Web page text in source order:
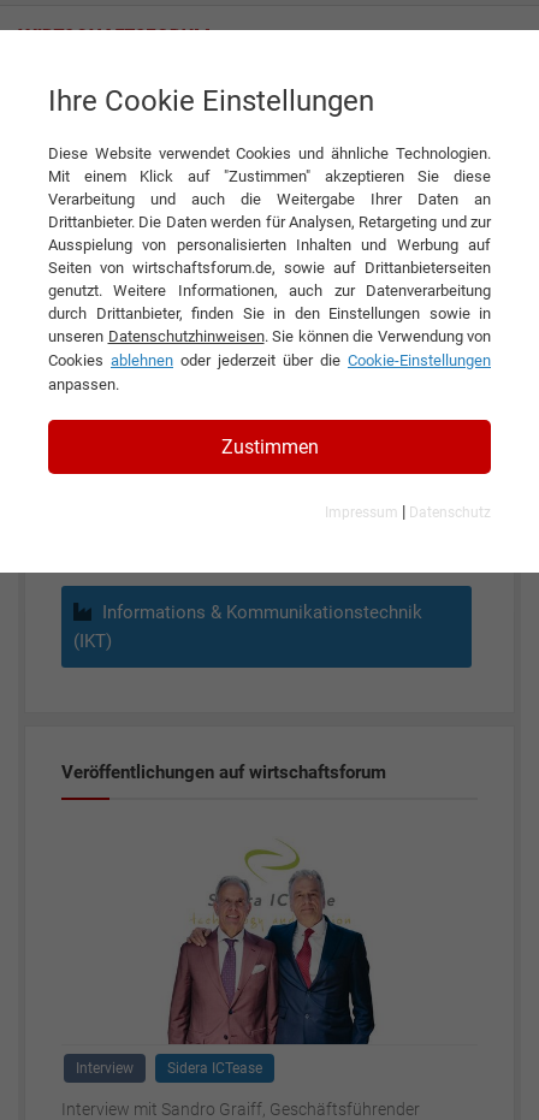
Sidera ICTease Srl
KONTAKT
Sidera ICTease Srl
Informations & Kommunikationstechnik
(IKT)
Veröffentlichungen auf wirtschaftsforum
Interview Sidera ICTease
Interview mit Sandro Graiff, Geschäftsführender
Ihre Cookie Einstellungen
Diese Website verwendet Cookies und ähnliche Technologien.
Mit einem Klick auf "Zustimmen" akzeptieren Sie diese
Verarbeitung und auch die Weitergabe Ihrer Daten an
Drittanbieter. Die Daten werden für Analysen, Retargeting und zur
Ausspielung von personalisierten Inhalten und Werbung auf
Seiten von wirtschaftsforum.de, sowie auf Drittanbieterseiten
genutzt. Weitere Informationen, auch zur Datenverarbeitung
durch Drittanbieter, finden Sie in den Einstellungen sowie in
unseren Datenschutzhinweisen. Sie können die Verwendung von
Cookies ablehnen oder jederzeit über die Cookie-Einstellungen
anpassen.
Zustimmen
Impressum | Datenschutz